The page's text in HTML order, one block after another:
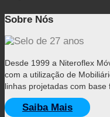
Sobre Nós
Desde 1999 a Niteroflex
com a utilização de
linhas projetadas com base
Saiba Mais